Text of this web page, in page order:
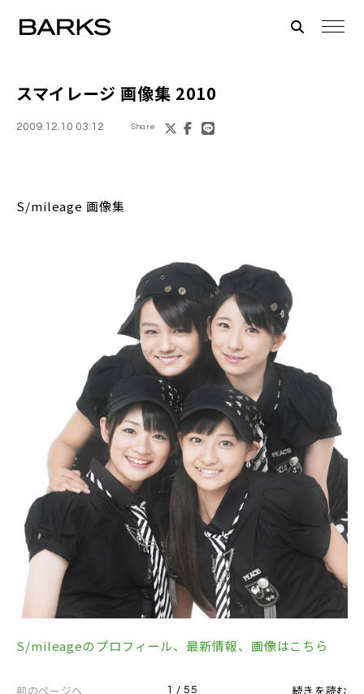
スマイレージ 画像集 2010
2009.12.10 03:12 Share
S/mileage 画像集
S/mileageのプロフィール、最新情報、画像はこちら
前のページへ 1 / 55 続きを読む